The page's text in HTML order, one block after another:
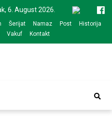
6. August 2026.
Šerijat Namaz Post
Historija
Vakuf Kontakt
Bijeljina